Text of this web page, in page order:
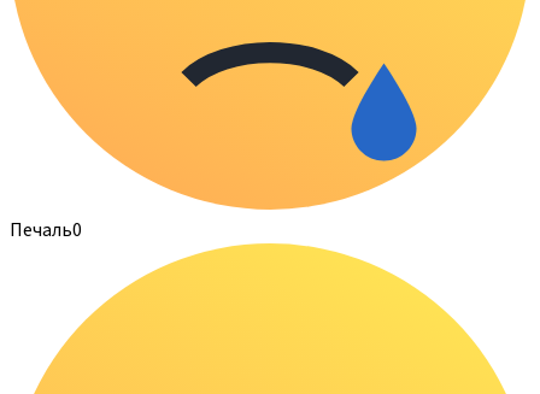
Печаль0